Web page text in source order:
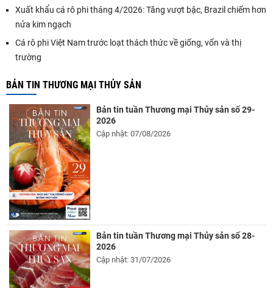
Xuất khẩu cá rô phi tháng 4/2026: Tăng vượt bậc, Brazil chiếm hơn
nửa kim ngạch
Cá rô phi Việt Nam trước loạt thách thức về giống, vốn và thị
trường
BẢN TIN THƯƠNG MẠI THỦY SẢN
Bản tin tuần Thương mại Thủy sản số 29-
2026
Cập nhật: 07/08/2026
Bản tin tuần Thương mại Thủy sản số 28-
2026
Cập nhật: 31/07/2026